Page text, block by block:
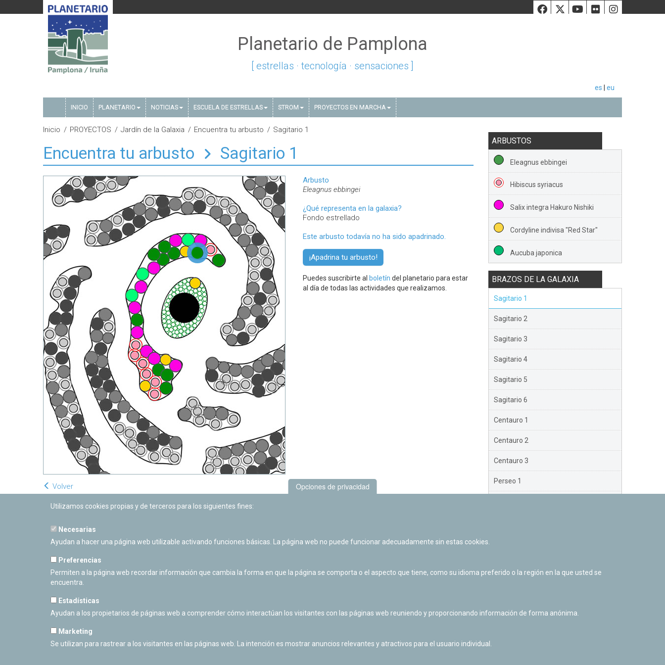
Facebook
Twiiter
Youtube
Flickr
Planetario de Pamplona
[ estrellas · tecnología · sensaciones ]
es eu
INICIO PLANETARIO NOTICIAS ESCUELA DE ESTRELLAS STROM PROYECTOS EN MARCHA
Inicio PROYECTOS Jardín de la Galaxia Encuentra tu arbusto Sagitario 1
Encuentra tu arbusto Sagitario 1
Arbusto
Eleagnus ebbingei
¿Qué representa en la galaxia?
Fondo estrellado
Este arbusto todavía no ha sido apadrinado.
¡Apadrina tu arbusto!
Puedes suscribirte al boletín del planetario para estar
al día de todas las actividades que realizamos.
Volver
ARBUSTOS
Eleagnus ebbingei
Hibiscus syriacus
Salix integra Hakuro Nishiki
Cordyline indivisa "Red Star"
Aucuba japonica
BRAZOS DE LA GALAXIA
Sagitario 1
Sagitario 2
Sagitario 3
Sagitario 4
Sagitario 5
Sagitario 6
Centauro 1
Centauro 2
Centauro 3
Perseo 1
PLANETARIO DE PAMPLONA
Opciones de privacidad
Utilizamos cookies propias y de terceros para los siguientes fines:
Necesarias
Ayudan a hacer una página web utilizable activando funciones básicas. La página web no puede funcionar adecuadamente sin estas cookies.
Preferencias
Permiten a la página web recordar información que cambia la forma en que la página se comporta o el aspecto que tiene, como su idioma preferido o la región en la que usted se
encuentra.
Estadísticas
Ayudan a los propietarios de páginas web a comprender cómo interactúan los visitantes con las páginas web reuniendo y proporcionando información de forma anónima.
Marketing
Se utilizan para rastrear a los visitantes en las páginas web. La intención es mostrar anuncios relevantes y atractivos para el usuario individual.